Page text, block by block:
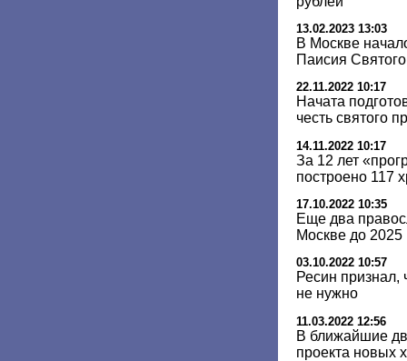
13.02.2023 13:03
В Москве
Паисия
22.11.2022 10:17
Начата
честь святого
14.11.2022 10:17
За 12 лет
построено 117
17.10.2022 10:35
Еще два
Москве до 2025
03.10.2022 10:57
Ресин признал,
не нужно
11.03.2022 12:56
В ближайшие
проекта новых